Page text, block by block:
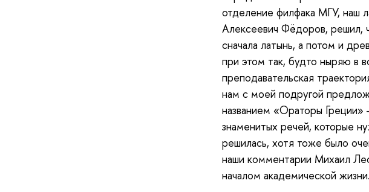
отделение филфака МГУ, наш
Алексеевич Фёдоров, решил,
сначала латынь, а потом и
при этом так, будто ныряю в
преподавательская
нам с моей подругой
названием «Ораторы
знаменитых речей, которые
решилась, хотя тоже было
наши комментарии Михаил
началом академической жизни.